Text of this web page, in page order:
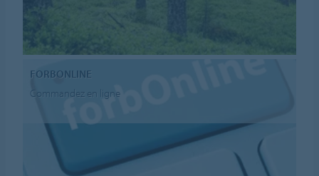
FORBONLINE
Commandez en ligne